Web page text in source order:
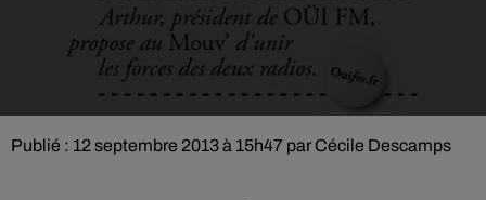
Publié : 12 septembre 2013 à 15h47 par Cécile Descamps